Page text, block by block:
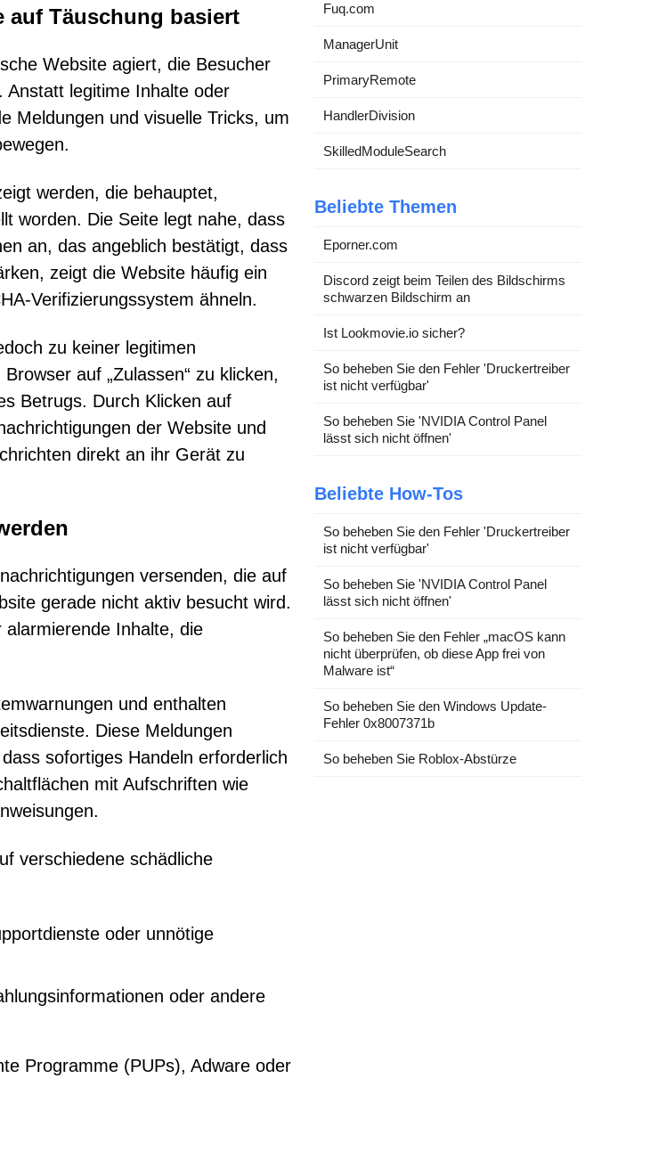
auf Täuschung basiert
Website agiert, die Besucher
Anstatt legitime Inhalte oder
Meldungen und visuelle Tricks, um
werden, die behauptet,
worden. Die Seite legt nahe, dass
an, das angeblich bestätigt, dass
zeigt die Website häufig ein
Verifizierungssystem ähneln.
zu keiner legitimen
auf „Zulassen“ zu klicken,
Betrugs. Durch Klicken auf
der Website und
direkt an ihr Gerät zu
versenden, die auf
gerade nicht aktiv besucht wird.
Inhalte, die
und enthalten
Diese Meldungen
sofortiges Handeln erforderlich
mit Aufschriften wie
verschiedene schädliche
oder unnötige
oder andere
Programme (PUPs), Adware oder
Fuq.com
ManagerUnit
PrimaryRemote
HandlerDivision
SkilledModuleSearch
Beliebte Themen
Eporner.com
Discord zeigt beim Teilen des Bildschirms
schwarzen Bildschirm an
Ist Lookmovie.io sicher?
So beheben Sie den Fehler 'Druckertreiber
ist nicht verfügbar'
So beheben Sie 'NVIDIA Control Panel
lässt sich nicht öffnen'
Beliebte How-Tos
So beheben Sie den Fehler 'Druckertreiber
ist nicht verfügbar'
So beheben Sie 'NVIDIA Control Panel
lässt sich nicht öffnen'
So beheben Sie den Fehler „macOS kann
nicht überprüfen, ob diese App frei von
Malware ist“
So beheben Sie den Windows Update-
Fehler 0x8007371b
So beheben Sie Roblox-Abstürze